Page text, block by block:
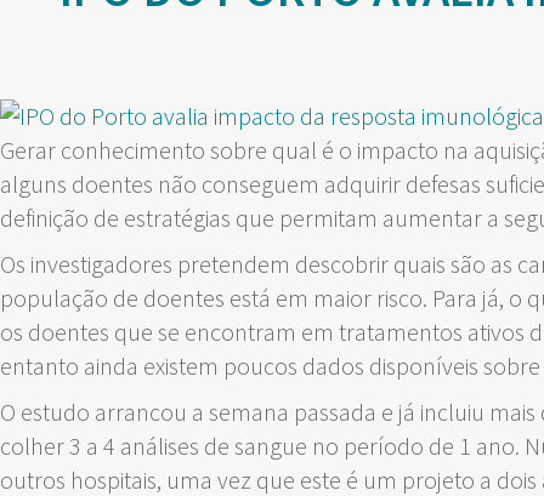
Gerar conhecimento sobre qual é o impacto na
alguns doentes não conseguem adquirir defesas
definição de estratégias que permitam aumentar a
Os investigadores pretendem descobrir quais são as
população de doentes está em maior risco. Para já, o
os doentes que se encontram em tratamentos ativos
entanto ainda existem poucos dados disponíveis
O estudo arrancou a semana passada e já incluiu
colher 3 a 4 análises de sangue no período de 1 ano.
outros hospitais, uma vez que este é um projeto a